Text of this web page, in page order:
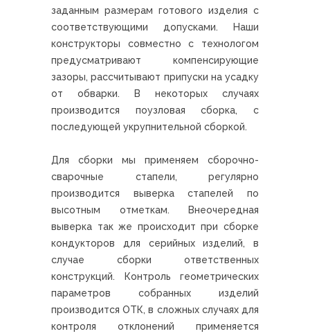
заданным размерам готового изделия с
соответствующими допусками. Наши
конструкторы совместно с технологом
предусматривают компенсирующие
зазоры, рассчитывают припуски на усадку
от обварки. В некоторых случаях
производится поузловая сборка, с
последующей укрупнительной сборкой.
Для сборки мы применяем сборочно-
сварочные стапели, регулярно
производится выверка стапелей по
высотным отметкам. Внеочередная
выверка так же происходит при сборке
кондукторов для серийных изделий, в
случае сборки ответственных
конструкций. Контроль геометрических
параметров собранных изделий
производится ОТК, в сложных случаях для
контроля отклонений применяется